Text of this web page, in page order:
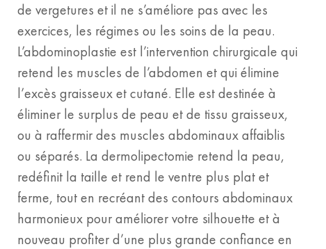
de vergetures et il ne s’améliore pas avec les
exercices, les régimes ou les soins de la peau.
L’abdominoplastie est l’intervention chirurgicale qui
retend les muscles de l’abdomen et qui élimine
l’excès graisseux et cutané. Elle est destinée à
éliminer le surplus de peau et de tissu graisseux,
ou à raffermir des muscles abdominaux affaiblis
ou séparés. La dermolipectomie retend la peau,
redéfinit la taille et rend le ventre plus plat et
ferme, tout en recréant des contours abdominaux
harmonieux pour améliorer votre silhouette et à
nouveau profiter d’une plus grande confiance en